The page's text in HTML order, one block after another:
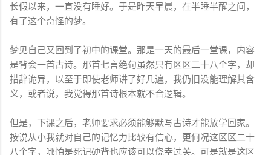
长假以来，一直没有睡好。于是昨天早晨，在半睡半醒之间，
有了这个奇怪的梦。
梦见自己又回到了初中的课堂。那是一天的最后一堂课，内容
是背会一首古诗。那首七言绝句虽然只有区区二十八个字，却
措辞诡异，以至于即使老师讲了好几遍，我仍旧没能理解其含
义，或者说，我觉得那首诗根本就不合逻辑。
但是，下课之后，老师要求必须能够默写古诗才能放学回家。
按说从小我就对自己的记忆力比较有信心，更何况这区区二十
八个字，哪怕是死记硬背也应该可以侥幸过关。可是就是这区